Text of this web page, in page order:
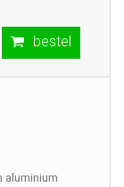
bestel
aluminium